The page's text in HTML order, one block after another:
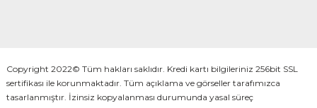
Copyright 2022© Tüm hakları saklıdır. Kredi kartı bilgileriniz 256bit SSL
sertifikası ile korunmaktadır. Tüm açıklama ve görseller tarafımızca
tasarlanmıştır. İzinsiz kopyalanması durumunda yasal süreç